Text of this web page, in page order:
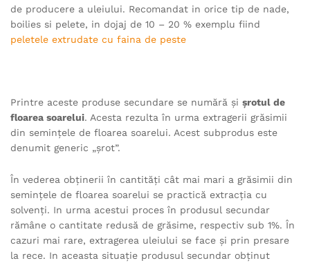
de producere a uleiului. Recomandat in orice tip de nade,
boilies si pelete, in dojaj de 10 – 20 % exemplu fiind
peletele extrudate cu faina de peste
Printre aceste produse secundare se numără şi şrotul de
floarea soarelui. Acesta rezulta în urma extragerii grăsimii
din seminţele de floarea soarelui. Acest subprodus este
denumit generic „şrot”.
În vederea obţinerii în cantităţi cât mai mari a grăsimii din
seminţele de floarea soarelui se practică extracţia cu
solvenţi. In urma acestui proces în produsul secundar
rămâne o cantitate redusă de grăsime, respectiv sub 1%. În
cazuri mai rare, extragerea uleiului se face şi prin presare
la rece. In aceasta situaţie produsul secundar obţinut